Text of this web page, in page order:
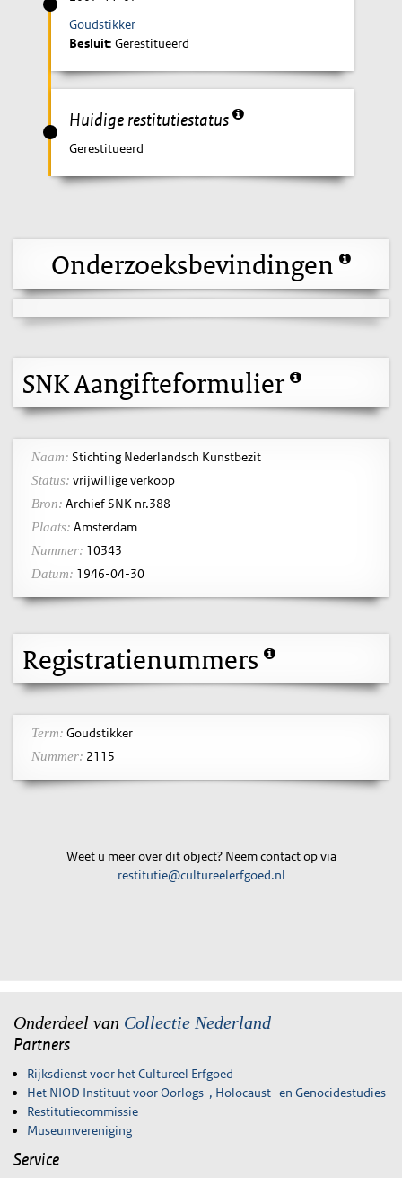
Goudstikker
Besluit: Gerestitueerd
Huidige restitutiestatus
Gerestitueerd
Onderzoeksbevindingen
SNK Aangifteformulier
Naam: Stichting Nederlandsch Kunstbezit
Status: vrijwillige verkoop
Bron: Archief SNK nr.388
Plaats: Amsterdam
Nummer: 10343
Datum: 1946-04-30
Registratienummers
Term: Goudstikker
Nummer: 2115
Weet u meer over dit object? Neem contact op via
restitutie@cultureelerfgoed.nl
Onderdeel van Collectie Nederland
Partners
Rijksdienst voor het Cultureel Erfgoed
Het NIOD Instituut voor Oorlogs-, Holocaust- en Genocidestudies
Restitutiecommissie
Museumvereniging
Service